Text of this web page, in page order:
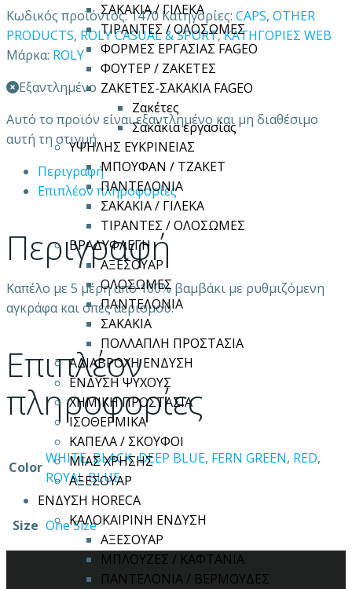
ΣΑΚΑΚΙΑ / ΓΙΛΕΚΑ
ΤΙΡΑΝΤΕΣ / ΟΛΟΣΩΜΕΣ
ΦΟΡΜΕΣ ΕΡΓΑΣΙΑΣ FAGEO
ΦΟΥΤΕΡ / ΖΑΚΕΤΕΣ
ΖΑΚΕΤΕΣ-ΣΑΚΑΚΙΑ FAGEO
Ζακέτες
Σακάκια εργασίας
ΥΨΗΛΗΣ ΕΥΚΡΙΝΕΙΑΣ
ΜΠΟΥΦΑΝ / ΤΖΑΚΕΤ
ΠΑΝΤΕΛΟΝΙΑ
ΣΑΚΑΚΙΑ / ΓΙΛΕΚΑ
ΤΙΡΑΝΤΕΣ / ΟΛΟΣΩΜΕΣ
ΒΡΑΔΥΦΛΕΓΗ
ΑΞΕΣΟΥΑΡ
ΟΛΟΣΩΜΕΣ
ΠΑΝΤΕΛΟΝΙΑ
ΣΑΚΑΚΙΑ
ΠΟΛΛΑΠΛΗ ΠΡΟΣΤΑΣΙΑ
ΑΔΙΑΒΡΟΧΗ ΕΝΔΥΣΗ
ΕΝΔΥΣΗ ΨΥΧΟΥΣ
ΧΗΜΙΚΗ ΠΡΟΣΤΑΣΙΑ
ΙΣΟΘΕΡΜΙΚΑ
ΚΑΠΕΛΑ / ΣΚΟΥΦΟΙ
ΜΙΑΣ ΧΡΗΣΗΣ
ΑΞΕΣΟΥΑΡ
ΕΝΔΥΣΗ HORECA
ΚΑΛΟΚΑΙΡΙΝΗ ΕΝΔΥΣΗ
ΑΞΕΣΟΥΑΡ
ΜΠΛΟΥΖΕΣ / ΚΑΦΤΑΝΙΑ
ΠΑΝΤΕΛΟΝΙΑ / ΒΕΡΜΟΥΔΕΣ
Κωδικός προϊόντος:1470 Κατηγορίες: CAPS, OTHER
PRODUCTS, ROLY CASUAL & SPORT,ΚΑΤΗΓΟΡΙΕΣ WEB
Μάρκα: ROLY
Εξαντλημένο
Αυτό το προϊόν είναι εξαντλημένο και μη διαθέσιμο
αυτή τη στιγμή.
Περιγραφή
Επιπλέον πληροφορίες
Περιγραφή
Καπέλο με 5 μέρη από 100% βαμβάκι με ρυθμιζόμενη
αγκράφα και οπές αερισμού.
Επιπλέον
πληροφορίες
Color
WHITE,BLACK,DEEP BLUE, FERN GREEN, RED,
ROYAL BLUE
Size One Size